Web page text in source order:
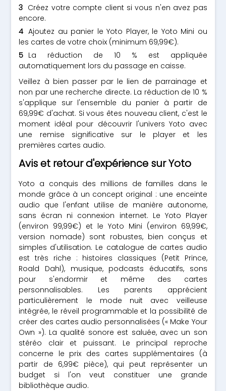
Créez votre compte client si vous n'en avez pas
encore.
Ajoutez au panier le Yoto Player, le Yoto Mini ou
les cartes de votre choix (minimum 69,99€).
La réduction de 10 % est appliquée
automatiquement lors du passage en caisse.
Veillez à bien passer par le lien de parrainage et
non par une recherche directe. La réduction de 10 %
s'applique sur l'ensemble du panier à partir de
69,99€ d'achat. Si vous êtes nouveau client, c'est le
moment idéal pour découvrir l'univers Yoto avec
une remise significative sur le player et les
premières cartes audio.
Avis et retour d'expérience sur Yoto
Yoto a conquis des millions de familles dans le
monde grâce à un concept original : une enceinte
audio que l'enfant utilise de manière autonome,
sans écran ni connexion internet. Le Yoto Player
(environ 99,99€) et le Yoto Mini (environ 69,99€,
version nomade) sont robustes, bien conçus et
simples d'utilisation. Le catalogue de cartes audio
est très riche : histoires classiques (Petit Prince,
Roald Dahl), musique, podcasts éducatifs, sons
pour s'endormir et même des cartes
personnalisables. Les parents apprécient
particulièrement le mode nuit avec veilleuse
intégrée, le réveil programmable et la possibilité de
créer des cartes audio personnalisées (« Make Your
Own »). La qualité sonore est saluée, avec un son
stéréo clair et puissant. Le principal reproche
concerne le prix des cartes supplémentaires (à
partir de 6,99€ pièce), qui peut représenter un
budget si l'on veut constituer une grande
bibliothèque audio.